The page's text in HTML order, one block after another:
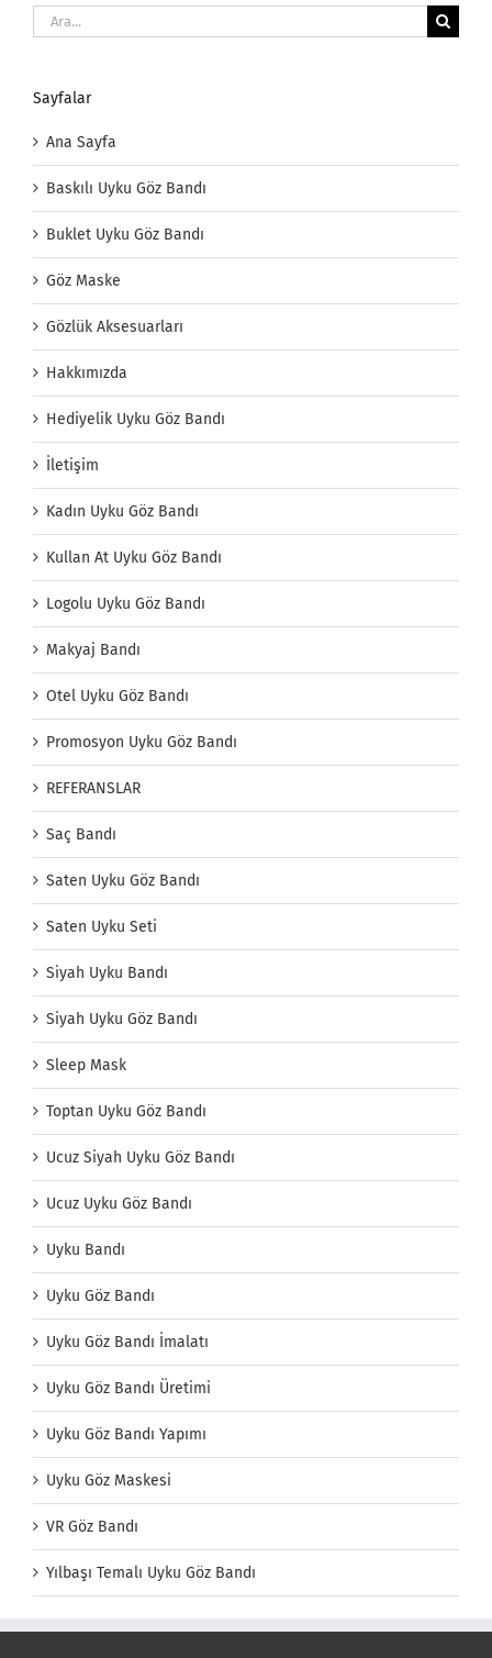
Ara:
Sayfalar
Ana Sayfa
Baskılı Uyku Göz Bandı
Buklet Uyku Göz Bandı
Göz Maske
Gözlük Aksesuarları
Hakkımızda
Hediyelik Uyku Göz Bandı
İletişim
Kadın Uyku Göz Bandı
Kullan At Uyku Göz Bandı
Logolu Uyku Göz Bandı
Makyaj Bandı
Otel Uyku Göz Bandı
Promosyon Uyku Göz Bandı
REFERANSLAR
Saç Bandı
Saten Uyku Göz Bandı
Saten Uyku Seti
Siyah Uyku Bandı
Siyah Uyku Göz Bandı
Sleep Mask
Toptan Uyku Göz Bandı
Ucuz Siyah Uyku Göz Bandı
Ucuz Uyku Göz Bandı
Uyku Bandı
Uyku Göz Bandı
Uyku Göz Bandı İmalatı
Uyku Göz Bandı Üretimi
Uyku Göz Bandı Yapımı
Uyku Göz Maskesi
VR Göz Bandı
Yılbaşı Temalı Uyku Göz Bandı